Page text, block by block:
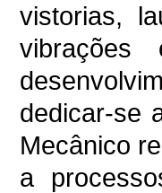
vistorias,
dedicar-se
Mecânico
a